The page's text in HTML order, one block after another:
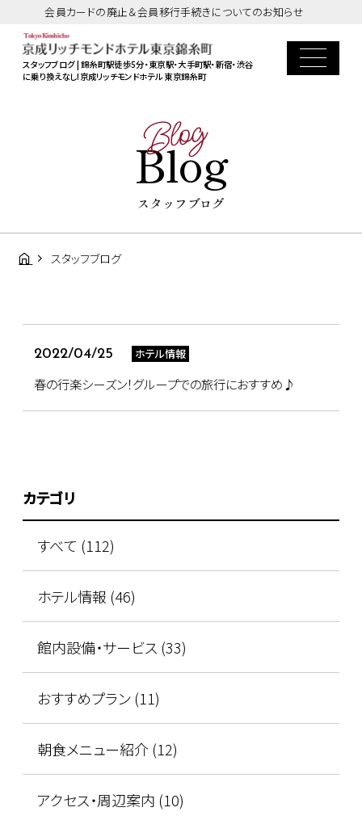
会員カードの廃止＆会員移行手続きについてのお知らせ
スタッフブログ | 錦糸町駅徒歩5分・東京駅・大手町駅・新宿・渋谷
に乗り換えなし!京成リッチモンドホテル 東京錦糸町
Blog
Blog
スタッフブログ
スタッフブログ
2022/04/25 ホテル情報
春の行楽シーズン！グループでの旅行におすすめ♪
カテゴリ
すべて (112)
ホテル情報 (46)
館内設備・サービス (33)
おすすめプラン (11)
朝食メニュー紹介 (12)
アクセス・周辺案内 (10)